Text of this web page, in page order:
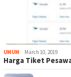
UMUM March 10, 2019
Harga Tiket